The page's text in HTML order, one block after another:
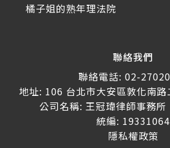
橘子姐的熟年理法院
聯絡我們
聯絡電話: 02-
地址: 106 台北市大安區敦化南
公司名稱: 王冠瑋律師事務所
統編: 19331064
隱私權政策